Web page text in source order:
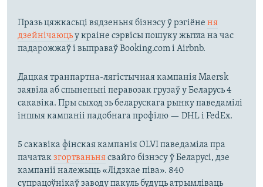
Празь цяжкасьці вядзеньня бізнэсу ў рэгіёне ня
дзейнічаюцьу краіне сэрвісы пошуку жытла на час
падарожжаў і выправаў Booking.com і Airbnb.
Дацкая транпартна-лягістычная кампанія Maersk
заявіла аб спыненьні перавозак грузаў у Беларусь 4
сакавіка. Пры сыход зь беларускага рынку паведамілі
іншыя кампаніі падобнага профілю — DHL і FedEx.
5 сакавіка фінская кампанія OLVI паведаміла пра
пачатакзгортваньнясвайго бізнэсу ў Беларусі, дзе
кампаніі належыць «Лідзкае піва». 840
супрацоўнікаў заводу пакуль будуць атрымліваць